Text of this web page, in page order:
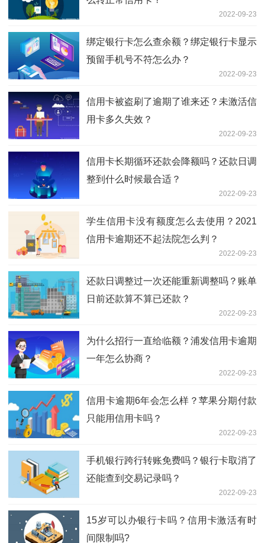
2022-09-23
绑定银行卡怎么查余额？绑定银行卡显示
预留手机号不符怎么办？
2022-09-23
信用卡被盗刷了逾期了谁来还？未激活信
用卡多久失效？
2022-09-23
信用卡长期循环还款会降额吗？还款日调
整到什么时候最合适？
2022-09-23
学生信用卡没有额度怎么去使用？2021
信用卡逾期还不起法院怎么判？
2022-09-23
还款日调整过一次还能重新调整吗？账单
日前还款算不算已还款？
2022-09-23
为什么招行一直给临额？浦发信用卡逾期
一年怎么协商？
2022-09-23
信用卡逾期6年会怎么样？苹果分期付款
只能用信用卡吗？
2022-09-23
手机银行跨行转账免费吗？银行卡取消了
还能查到交易记录吗？
2022-09-23
15岁可以办银行卡吗？信用卡激活有时
间限制吗?